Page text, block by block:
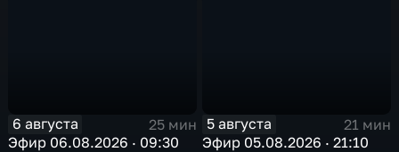
6 августа
25 мин
Эфир 06.08.2026 · 09:30
5 августа
21 мин
Эфир 05.08.2026 · 21:10